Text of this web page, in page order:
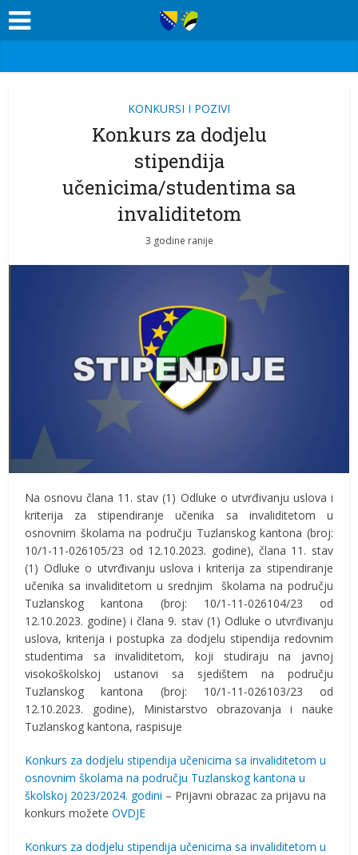
KONKURSI I POZIVI
Konkurs za dodjelu
stipendija
učenicima/studentima sa
invaliditetom
3 godine ranije
Na osnovu člana 11. stav (1) Odluke o utvrđivanju uslova i
kriterija za stipendiranje učenika sa invaliditetom u
osnovnim školama na području Tuzlanskog kantona (broj:
10/1-11-026105/23 od 12.10.2023. godine), člana 11. stav
(1) Odluke o utvrđivanju uslova i kriterija za stipendiranje
učenika sa invaliditetom u srednjim školama na području
Tuzlanskog kantona (broj: 10/1-11-026104/23 od
12.10.2023. godine) i člana 9. stav (1) Odluke o utvrđivanju
uslova, kriterija i postupka za dodjelu stipendija redovnim
studentima sa invaliditetom, koji studiraju na javnoj
visokoškolskoj ustanovi sa sjedištem na području
Tuzlanskog kantona (broj: 10/1-11-026103/23 od
12.10.2023. godine), Ministarstvo obrazovanja i nauke
Tuzlanskog kantona, raspisuje
Konkurs za dodjelu stipendija učenicima sa invaliditetom u
osnovnim školama na području Tuzlanskog kantona u
školskoj 2023/2024. godini – Prijavni obrazac za prijavu na
konkurs možeteOVDJE
Konkurs za dodjelu stipendija učenicima sa invaliditetom u